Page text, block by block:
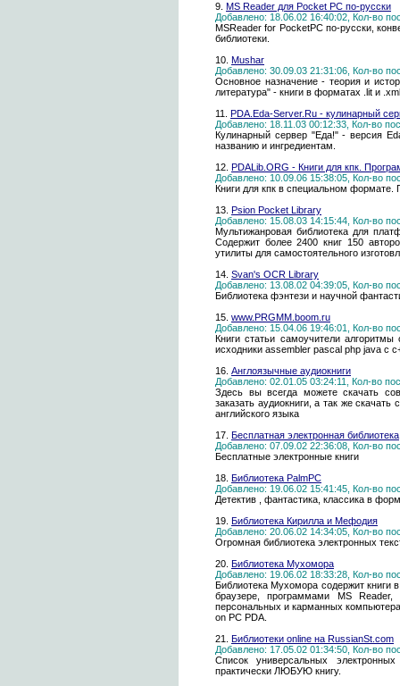
9. MS Reader для Pocket PC по-русски
Добавлено: 18.06.02 16:40:02, Кол-во
MSReader for PocketPC по-русски,
библиотеки.
10. Mushar
Добавлено: 30.09.03 21:31:06, Кол-во
Основное назначение - теория и
литература" - книги в форматах .lit и
11. PDA.Eda-Server.Ru - кулинарный
Добавлено: 18.11.03 00:12:33, Кол-во
Кулинарный сервер "Еда!" - версия
названию и ингредиентам.
12. PDALib.ORG - Книги для кпк.
Добавлено: 10.09.06 15:38:05, Кол-во
Книги для кпк в специальном формате.
13. Psion Pocket Library
Добавлено: 15.08.03 14:15:44, Кол-во
Мультижанровая библиотека для
Содержит более 2400 книг 150
утилиты для самостоятельного
14. Svan's OCR Library
Добавлено: 13.08.02 04:39:05, Кол-во
Библиотека фэнтези и научной
15. www.PRGMM.boom.ru
Добавлено: 15.04.06 19:46:01, Кол-во
Книги статьи самоучители
исходники assembler pascal php java c
16. Англоязычные аудиокниги
Добавлено: 02.01.05 03:24:11, Кол-во
Здесь вы всегда можете скачать
заказать аудиокниги, а так же
английского языка
17. Бесплатная электронная библиотека
Добавлено: 07.09.02 22:36:08, Кол-во
Бесплатные электронные книги
18. Библиотека PalmPC
Добавлено: 19.06.02 15:41:45, Кол-во
Детектив , фантастика, классика в
19. Библиотека Кирилла и Мефодия
Добавлено: 20.06.02 14:34:05, Кол-во
Огромная библиотека электронных
20. Библиотека Мухомора
Добавлено: 19.06.02 18:33:28, Кол-во
Библиотека Мухомора содержит книги
браузере, программами MS
персональных и карманных
on PC PDA.
21. Библиотеки online на RussianSt.com
Добавлено: 17.05.02 01:34:50, Кол-во
Список универсальных
практически ЛЮБУЮ книгу.